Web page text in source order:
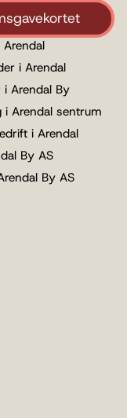
Arendal
i Arendal
i Arendal By
i Arendal sentrum
i Arendal
By AS
By AS